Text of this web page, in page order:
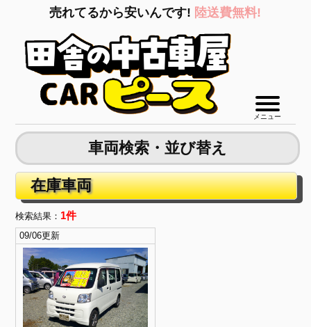
売れてるから安いんです! 陸送費無料!
メニュー
車両検索・並び替え
在庫車両
検索結果： 1件
09/06更新